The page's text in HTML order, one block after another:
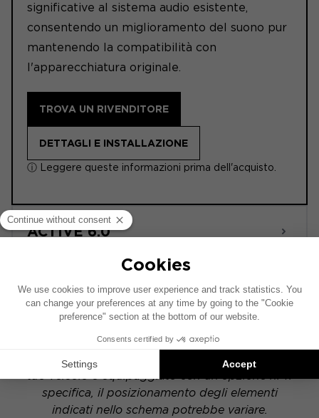
significative al sistema audio esistente,
consentendo un miglioramento del suono pur
mantenendo la compatibilità con
l'apparecchiatura originale.
TROVA UN RIVENDITORE
DETTAGLI E INSTALLAZIONE
ⓘ Leggere queste informazioni prima dell'acquisto.
ACTIVE 6.0
POWERED
Questo schema di installazione si basa su un
veicolo dotato di un impianto audio di serie. Se il
tuo veicolo è equipaggiato con un'opzione hi-fi
specifica, il posizionamento degli elementi
indicati nello schema potrebbe variare.